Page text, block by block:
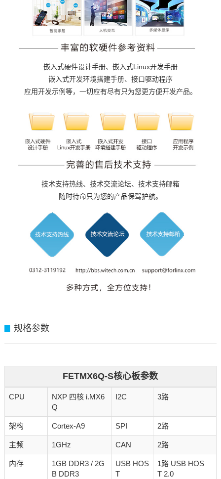
嵌入式硬件设计手册、嵌入式Linux开发手册
嵌入式开发环境搭建手册、接口驱动程序
应用开发示例等，一切应有尽有只为您更方便开发产品。
技术支持热线、技术交流论坛、技术支持邮箱
随时待命只为您的产品保驾护航。
规格参数
FETMX6Q-S核心板参数
CPU
NXP 四核 i.MX6
Q
I2C 3路
架构 Cortex-A9 SPI 2路
主频 1GHz CAN 2路
内存
1GB DDR3 / 2G
B DDR3
USB HOS
T
1路 USB HOS
T 2.0